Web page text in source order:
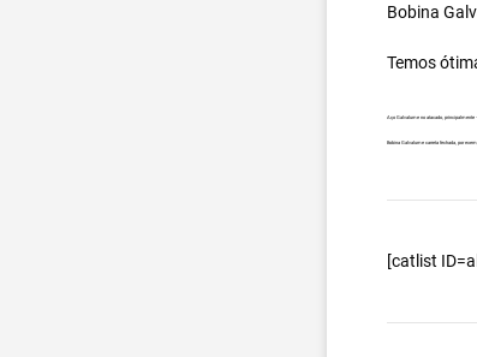
Bobina
Temos
Aço Galvalume no atacado, principalmente
Bobina Galvalume carreta fechada, por
[catlist